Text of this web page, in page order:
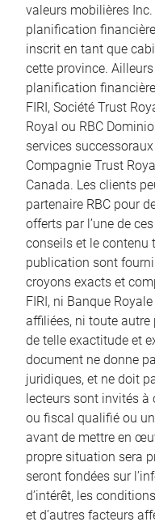
valeurs mobilières
planification
inscrit en tant que
cette province.
planification
FIRI, Société Trust
Royal ou RBC
services
Compagnie Trust
Canada. Les clients
partenaire RBC pour
offerts par l’une de
conseils et le contenu
publication sont
croyons exacts et
FIRI, ni Banque
affiliées, ni toute
de telle exactitude et
document ne donne
juridiques, et ne doit
lecteurs sont invités
ou fiscal qualifié ou
avant de mettre en
propre situation sera
seront fondées sur
d’intérêt, les
et d’autres facteurs